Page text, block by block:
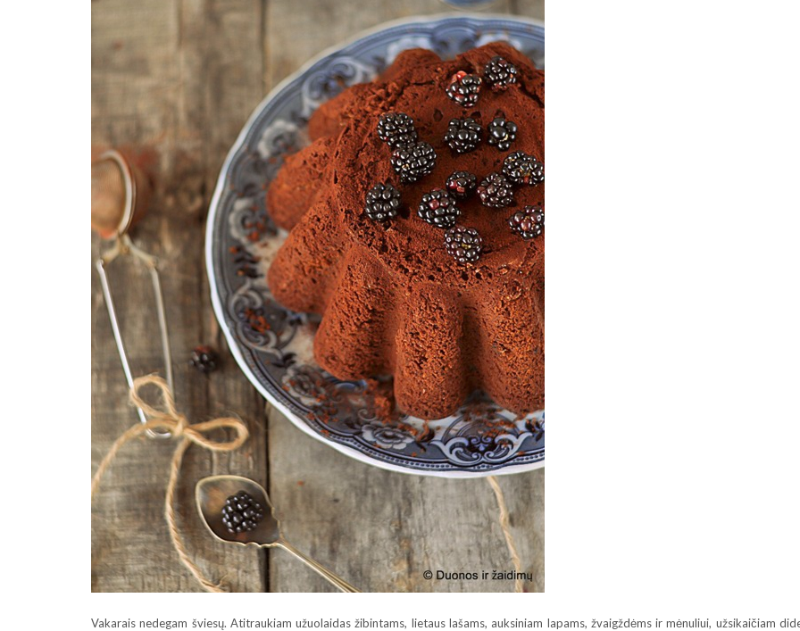
Vakarais nedegam šviesų. Atitraukiam užuolaidas žibintams, lietaus lašams, auksiniam lapams, žvaigždėms ir mėnuliui, užsikaičiam